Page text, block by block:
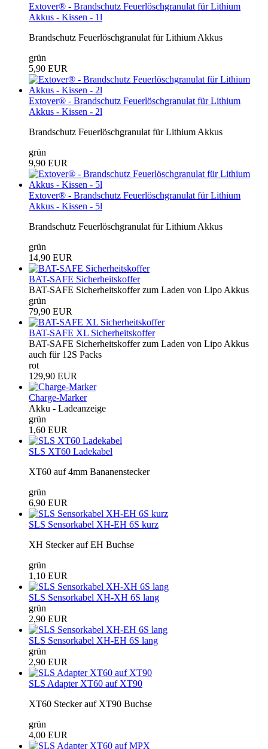
Extover® - Brandschutz Feuerlöschgranulat für Lithium
Akkus - Kissen - 1l
Brandschutz Feuerlöschgranulat für Lithium Akkus
grün
5,90 EUR
Extover® - Brandschutz Feuerlöschgranulat für Lithium
Akkus - Kissen - 2l
Brandschutz Feuerlöschgranulat für Lithium Akkus
grün
9,90 EUR
Extover® - Brandschutz Feuerlöschgranulat für Lithium
Akkus - Kissen - 5l
Brandschutz Feuerlöschgranulat für Lithium Akkus
grün
14,90 EUR
BAT-SAFE Sicherheitskoffer
BAT-SAFE Sicherheitskoffer zum Laden von Lipo Akkus
grün
79,90 EUR
BAT-SAFE XL Sicherheitskoffer
BAT-SAFE Sicherheitskoffer zum Laden von Lipo Akkus
auch für 12S Packs
rot
129,90 EUR
Charge-Marker
Akku - Ladeanzeige
grün
1,60 EUR
SLS XT60 Ladekabel
XT60 auf 4mm Bananenstecker
grün
6,90 EUR
SLS Sensorkabel XH-EH 6S kurz
XH Stecker auf EH Buchse
grün
1,10 EUR
SLS Sensorkabel XH-XH 6S lang
grün
2,90 EUR
SLS Sensorkabel XH-EH 6S lang
grün
2,90 EUR
SLS Adapter XT60 auf XT90
XT60 Stecker auf XT90 Buchse
grün
4,00 EUR